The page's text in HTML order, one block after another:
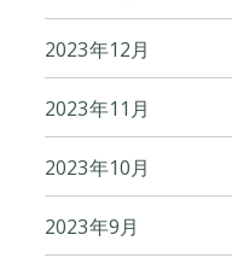
2023年12月
2023年11月
2023年10月
2023年9月